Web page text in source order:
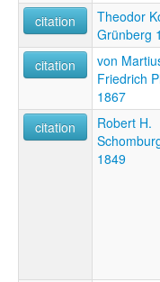
citation
Theodor
Grünberg
citation
von
Friedrich
1867
citation
Robert H.
1849